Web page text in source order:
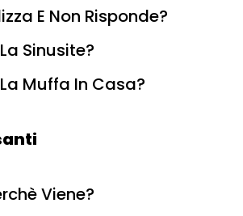
E Non Risponde?
Sinusite?
Muffa In Casa?
Viene?